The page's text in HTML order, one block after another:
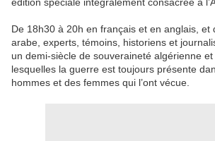
De 18h30 à 20h en français et en anglais, et
arabe, experts, témoins, historiens et
un demi-siècle de souveraineté algérienne
lesquelles la guerre est toujours présente
hommes et des femmes qui l’ont vécue.